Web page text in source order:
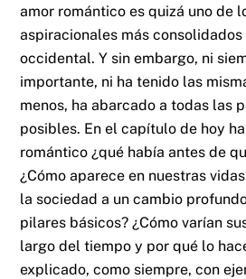
amor romántico es quizá uno de
aspiracionales más
occidental. Y sin embargo, ni
importante, ni ha tenido las
menos, ha abarcado a todas las
posibles. En el capítulo de hoy
romántico ¿qué había antes de
¿Cómo aparece en nuestras
la sociedad a un cambio
pilares básicos? ¿Cómo varían
largo del tiempo y por qué lo
explicado, como siempre, con